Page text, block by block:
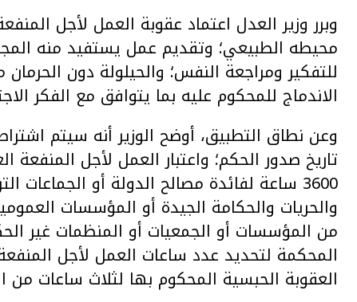
وبرر وزير العدل اعتماد عقوبة العمل لأجل
محيطه الطبيعي؛ وتقديم عمل يستفيد منه
للتفكير ومراجعة النفس؛ والحيلولة دون
الاندماج للمحكوم عليه بما يتوافق مع الفكر
3600 ساعة لفائدة مصالح الدولة أو
والحريات والحكامة الجيدة أو المؤسسات
من المؤسسات أو الجمعيات أو المنظمات غير
المحكمة لتحديد عدد ساعات العمل لأجل
العقوبة الحبسية المحكوم بها لثلاث ساعات من